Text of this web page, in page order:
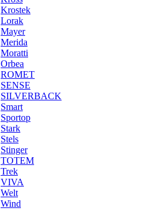
Krostek
Lorak
Mayer
Merida
Moratti
Orbea
ROMET
SENSE
SILVERBACK
Smart
Sportop
Stark
Stels
Stinger
TOTEM
Trek
VIVA
Welt
Wind